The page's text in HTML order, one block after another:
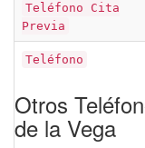
Teléfono Cita
Previa
Teléfono
Otros
de la Vega